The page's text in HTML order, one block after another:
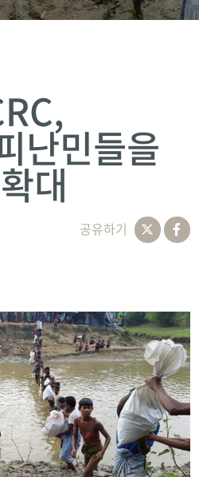
난민들을
대
공유하기